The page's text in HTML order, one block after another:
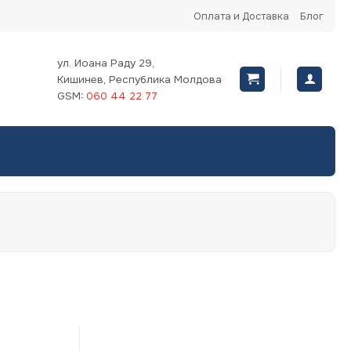
Оплата и Доставка Блог
ул. Иоана Раду 29,
Кишинев, Республика Молдова
GSM: 060 44 22 77